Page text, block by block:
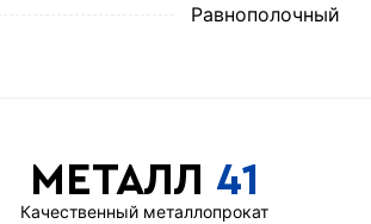
Равнополочный
МЕТАЛЛ 41
Качественный металлопрокат